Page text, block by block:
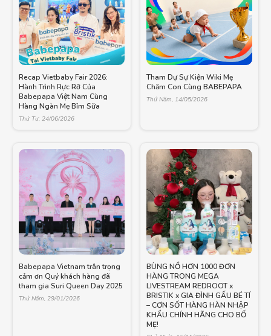
Recap Vietbaby Fair 2026:
Hành Trình Rực Rỡ Của
Babepapa Việt Nam Cùng
Hàng Ngàn Mẹ Bỉm Sữa
Thứ Tư, 24/06/2026
Tham Dự Sự Kiện Wiki Mẹ
Chăm Con Cùng BABEPAPA
Thứ Năm, 14/05/2026
Babepapa Vietnam trân trọng
cảm ơn Quý khách hàng đã
tham gia Suri Queen Day 2025
Thứ Năm, 29/01/2026
BÙNG NỔ HƠN 1000 ĐƠN
HÀNG TRONG MEGA
LIVESTREAM REDROOT x
BRISTIK x GIA ĐÌNH GẤU BÉ TÍ
– CƠN SỐT HÀNG HÀN NHẬP
KHẨU CHÍNH HÃNG CHO BỐ
MẸ!